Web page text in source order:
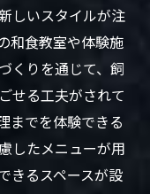
しいスタイルが注
和食教室や体験施
くりを通じて、飼
せる工夫がされて
までを体験できる
したメニューが用
きるスペースが設